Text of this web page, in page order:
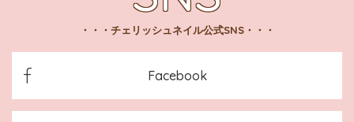
チェリッシュネイル公式SNS
Facebook